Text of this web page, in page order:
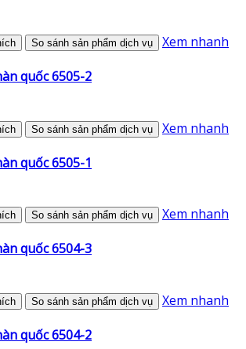
So sánh sản phẩm dịch vụ Xem nhanh
quốc 6505-2
So sánh sản phẩm dịch vụ Xem nhanh
quốc 6505-1
So sánh sản phẩm dịch vụ Xem nhanh
quốc 6504-3
So sánh sản phẩm dịch vụ Xem nhanh
quốc 6504-2